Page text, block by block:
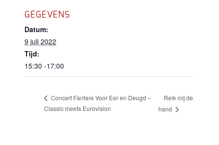
GEGEVENS
Datum:
9 juli 2022
Tijd:
15:30 -17:00
Concert Fanfare Voor Eer en Deugd –
Classic meets Eurovision
Reik mij de
hand